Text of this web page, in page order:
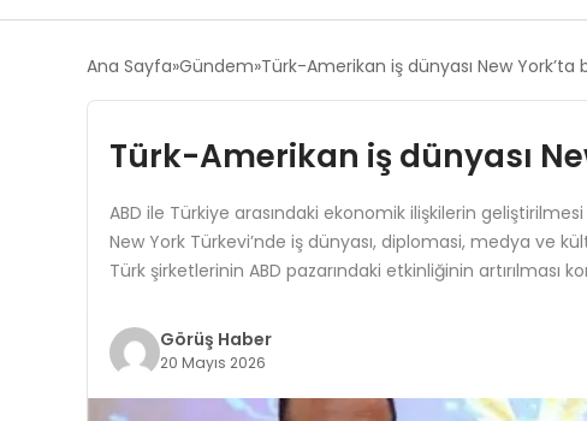
Ana Sayfa Gündem Türk-Amerikan iş dünyası New York’ta
Türk-Amerikan iş dünyası
ABD ile Türkiye arasındaki ekonomik ilişkilerin
New York Türkevi’nde iş dünyası, diplomasi, medya ve
Türk şirketlerinin ABD pazarındaki etkinliğinin artırılması
Görüş Haber
20 Mayıs 2026